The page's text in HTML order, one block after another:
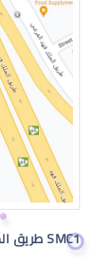
دكتور عيون
SMC1 طريق الملك فهد - الرياض